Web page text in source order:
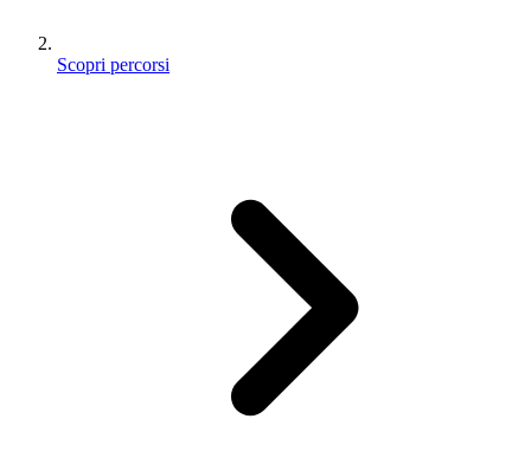
Scopri percorsi